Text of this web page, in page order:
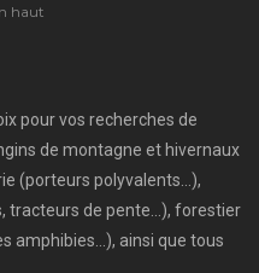
pour vos recherches de
de montagne et hivernaux
(porteurs polyvalents…),
tracteurs de pente…), forestier
amphibies…), ainsi que tous
haut